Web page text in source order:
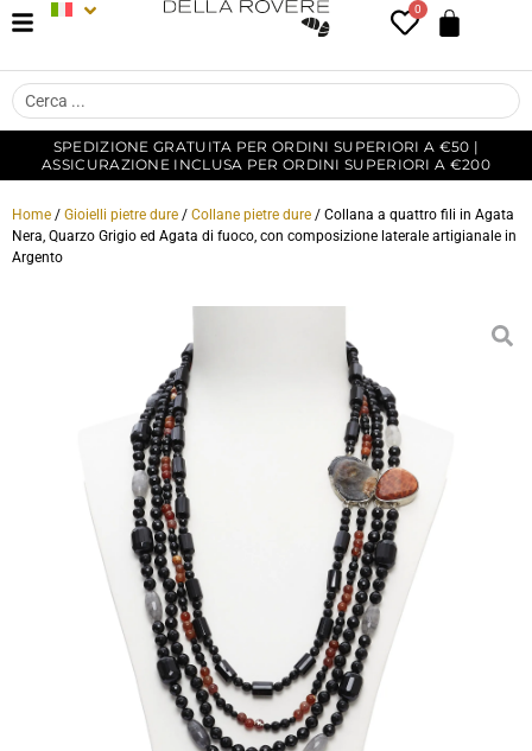
0
SPEDIZIONE GRATUITA PER ORDINI SUPERIORI A €50 |
ASSICURAZIONE INCLUSA PER ORDINI SUPERIORI A €200
Home / Gioielli pietre dure / Collane pietre dure / Collana a quattro fili in Agata
Nera, Quarzo Grigio ed Agata di fuoco, con composizione laterale artigianale in
Argento